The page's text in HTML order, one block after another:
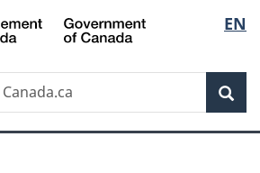
Passer
au
principal
Passer
à
Au
du
Passer
à
version
simplifiée
de
la
EN